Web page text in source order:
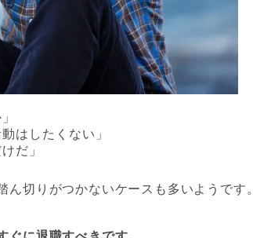
はしたくない」
だ」
切りがつかないケースも多いようです。